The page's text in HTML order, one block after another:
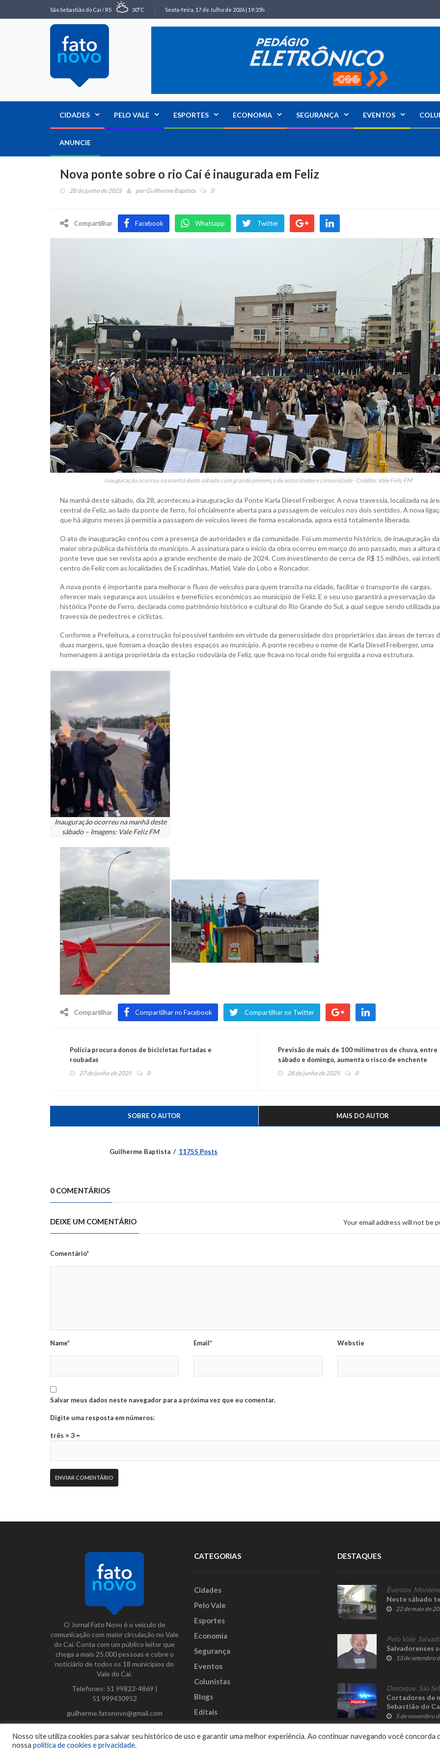
São Sebastião do Caí / RS 30°C Sexta-feira, 17 de Julho de 2026 | 19:35h
CIDADES PELO VALE ESPORTES ECONOMIA SEGURANÇA EVENTOS
ANUNCIE
Nova ponte sobre o rio Caí é inaugurada em Feliz
28 de junho de 2025 porGuilherme Baptista 0
Compartilhar Facebook Whatsapp Twitter
Inauguração ocorreu na manhã deste sábado com grande presença de autoridades e comunidade - Crédito: Vale Feliz FM
Na manhã deste sábado, dia 28, aconteceu a inauguração da Ponte Karla Diesel Freiberger. A nova travessia, localizada na
central de Feliz, ao lado da ponte de ferro, foi oficialmente aberta para a passagem de veículos nos dois sentidos. A nova
que há alguns meses já permitia a passagem de veículos leves de forma escalonada, agora está totalmente liberada.
O ato de inauguração contou com a presença de autoridades e da comunidade. Foi um momento histórico, de inauguração da
maior obra pública da história do município. A assinatura para o início da obra ocorreu em março do ano passado, mas a altura
ponte teve que ser revista após a grande enchente de maio de 2024. Com investimento de cerca de R$ 15 milhões, vai
centro de Feliz com as localidades de Escadinhas, Matiel, Vale do Lobo e Roncador.
A nova ponte é importante para melhorar o fluxo de veículos para quem transita na cidade, facilitar o transporte de cargas,
oferecer mais segurança aos usuários e benefícios econômicos ao município de Feliz. E o seu uso garantirá a preservação da
histórica Ponte de Ferro, declarada como patrimônio histórico e cultural do Rio Grande do Sul, a qual segue sendo utilizada
travessia de pedestres e ciclistas.
Conforme a Prefeitura, a construção foi possível também em virtude da generosidade dos proprietários das áreas de terras
duas margens, que fizeram a doação destes espaços ao município. A ponte recebeu o nome de Karla Diesel Freiberger, uma
homenagem à antiga proprietária da estação rodoviária de Feliz, que ficava no local onde foi erguida a nova estrutura.
Inauguração ocorreu na manhã deste
sábado – Imagens: Vale Feliz FM
Compartilhar Compartilhar no Facebook Compartilhar no Twitter
Polícia procura donos de bicicletas furtadas e
roubadas
27 de junho de 2025 0
Previsão de mais de 100 milímetros de chuva, entre
sábado e domingo, aumenta o risco de enchente
28 de junho de 2025 0
SOBRE O AUTOR MAIS DO AUTOR
Guilherme Baptista 11755 Posts
0 COMENTÁRIOS
DEIXE UM COMENTÁRIO Your email address will not be
Comentário*
Name* Email* Webstie
Salvar meus dados neste navegador para a próxima vez que eu comentar.
Digite uma resposta em números:
três × 3 =
O Jornal Fato Novo é o veículo de
comunicação com maior circulação no Vale
do Caí. Conta com um público leitor que
chega a mais 25.000 pessoas e cobre o
noticiário de todos os 18 municípios do
Vale do Caí.
Telefones: 51 99823-4869 |
51 999430952
guilherme.fatonovo@gmail.com
Facebook
Instagram
Twitter
CATEGORIAS
Cidades
Pelo Vale
Esportes
Economia
Segurança
Eventos
Colunistas
Blogs
Editais
DESTAQUES
Eventos,
Neste sábado
22 de maio de
Pelo Vale,
Salvadorenses
13 de setembro
Destaque, São
Cortadores de
Sebastião do
5 de novembro
Nosso site utiliza cookies para salvar seu histórico de uso e garantir uma melhor experiência. Ao continuar navegando você concorda
nossa política de cookies e privacidade.